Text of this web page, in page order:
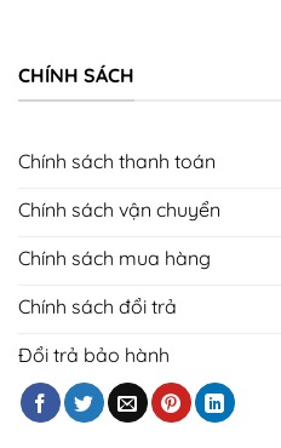
CHÍNH SÁCH
Chính sách thanh toán
Chính sách vận chuyển
Chính sách mua hàng
Chính sách đổi trả
Đổi trả bảo hành